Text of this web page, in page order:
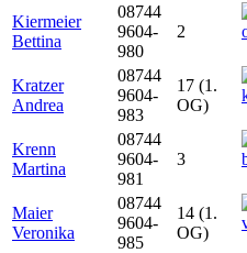
Kiermeier
Bettina
08744
9604-
980
2
Kratzer
Andrea
08744
9604-
983
17 (1.
OG)
Krenn
Martina
08744
9604-
981
3
Maier
Veronika
08744
9604-
985
14 (1.
OG)